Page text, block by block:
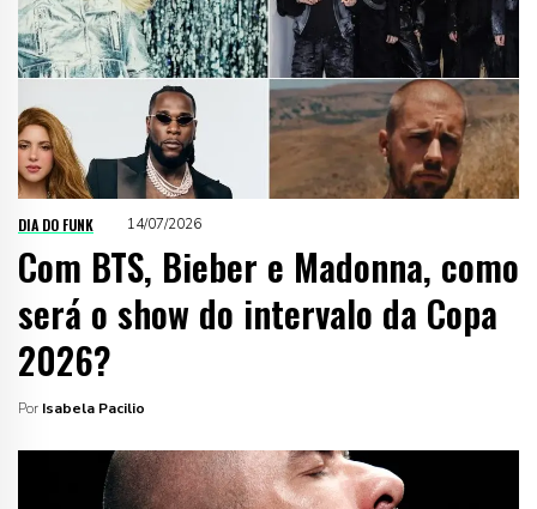
DIA DO FUNK 14/07/2026
Com BTS, Bieber e Madonna, como
será o show do intervalo da Copa
2026?
Por Isabela Pacilio